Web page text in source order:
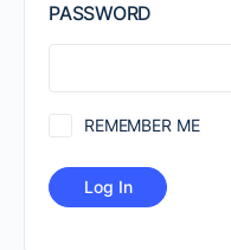
PASSWORD
REMEMBER ME